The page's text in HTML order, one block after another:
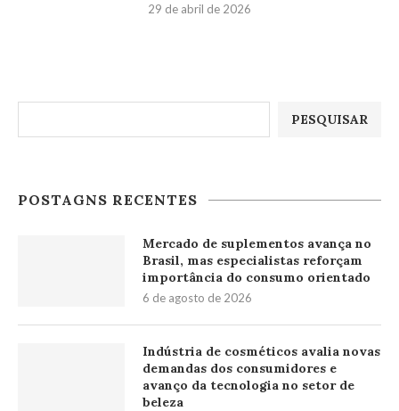
29 de abril de 2026
PESQUISAR
POSTAGNS RECENTES
Mercado de suplementos avança no
Brasil, mas especialistas reforçam
importância do consumo orientado
6 de agosto de 2026
Indústria de cosméticos avalia novas
demandas dos consumidores e
avanço da tecnologia no setor de
beleza